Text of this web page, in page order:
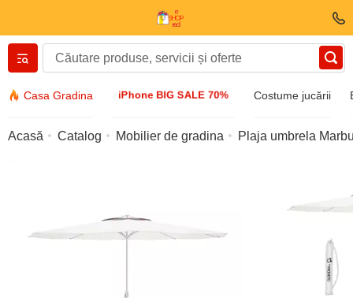
Casa Gradina iPhone BIG SALE 70% Costume jucării
Вернуться назад
Acasă Catalog Mobilier de gradina Plaja umbrela